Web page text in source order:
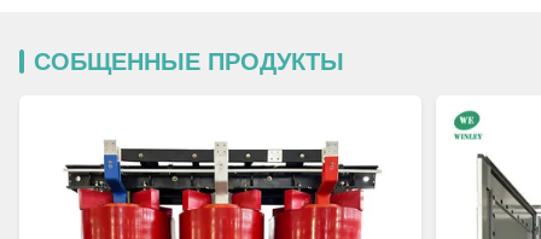
СОБЩЕННЫЕ ПРОДУКТЫ